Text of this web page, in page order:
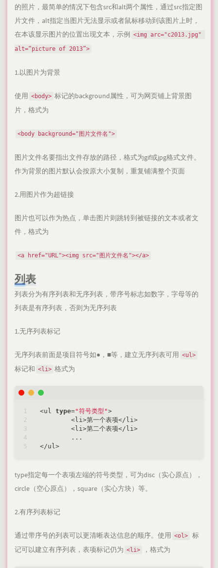
的照片，最简单的情况下包含src和alt两个属性，通过src指定图
片文件，alt指定当图片无法显示或者鼠标移动到该图片上时，
在本该显示图片的位置出现文本，示例 <img arc="c2013.jpg"
alt=“picture of 2013”>
1.以图片为背景
使用 <body> 标记的background属性，可为网页铺上背景图
片，格式为
<body background="图片文件名">
图片文件名要指出文件存放的路径，格式为gif或jpg格式文件。
作为背景的图片默认会按原大小复制，重复铺满整个页面
2.用图片作为超链接
图片也可以作为热点，单击图片则跳转到被链接的文本或者文
件，格式为
<a href="URL"><img src="图片文件名"></a>
列表
列表分为有序列表和无序列表，带序号标志如数字，字母等的
列表是有序列表，否则为无序列表
1.无序列表标记
无序列表前面是项目符号如●，■等，建立无序列表可用 <ul>
标记和 <li> 格式为
<ul type="符号类型">
< li>第一个表项</ li>
< li>第二个表项</ li>
</ul>
type指定每一个表项左端的符号类型，可为disc（实心原点），
circle（空心原点），square（实心方块）等。
2.有序列表标记
通过带序号的列表可以更清晰表达信息的顺序。使用 <ol>
标
记可以建立有序列表，表项标记仍为 <li> ，格式为